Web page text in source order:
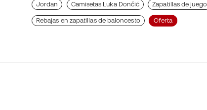
Jordan Camisetas Luka Dončić Zapatillas de juego
Rebajas en zapatillas de baloncesto Oferta